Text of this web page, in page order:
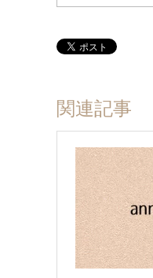
関連記事